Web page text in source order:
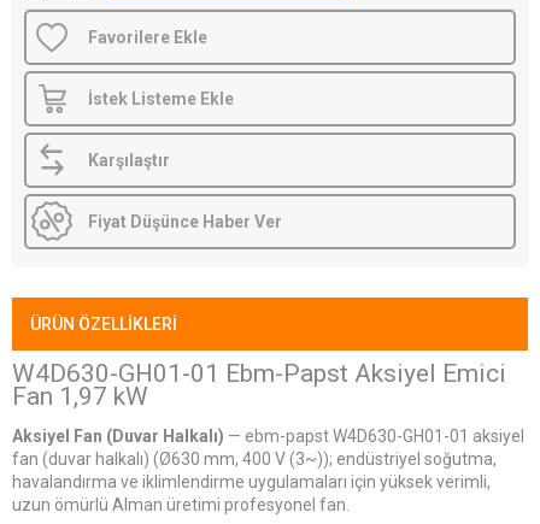
Favorilere Ekle
İstek Listeme Ekle
Karşılaştır
Fiyat Düşünce Haber Ver
ÜRÜN ÖZELLIKLERI
W4D630-GH01-01 Ebm-Papst Aksiyel Emici
Fan 1,97 kW
Aksiyel Fan (Duvar Halkalı) — ebm-papst W4D630-GH01-01 aksiyel
fan (duvar halkalı) (Ø630 mm, 400 V (3~)); endüstriyel soğutma,
havalandırma ve iklimlendirme uygulamaları için yüksek verimli,
uzun ömürlü Alman üretimi profesyonel fan.